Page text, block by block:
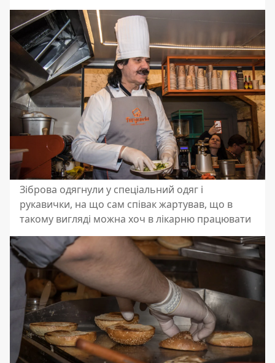
Зіброва одягнули у спеціальний одяг і
рукавички, на що сам співак жартував, що в
такому вигляді можна хоч в лікарню працювати